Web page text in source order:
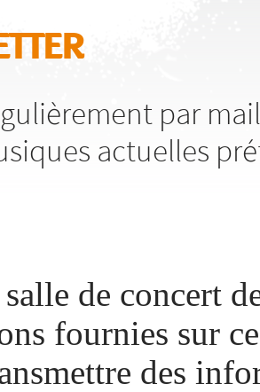
par
actuelles
de concert
fournies sur
des